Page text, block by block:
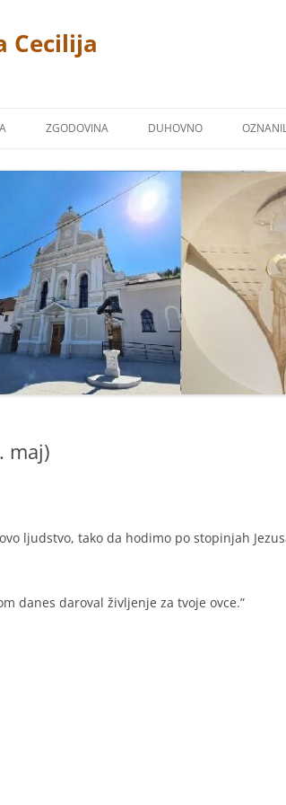
Cecilija
NA MIKLAVŠKEM
KAPUCINI
ZGODOVINA
KAPUCINSKI SAMOSTAN
FARNA KRONIKA
NAŠI ŽUPNIKI
DUHOVNO
ZAVETNIKI NAŠIH CERKVA
BLAGOSLOVI
NAŠI PRIPROŠNJIKI
MOLITVE
POSNETKI NEKATERIH
maj)
ljudstvo, tako da hodimo po stopinjah
bom danes daroval življenje za tvoje